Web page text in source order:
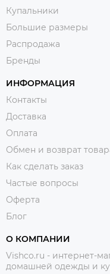
Купальники
Большие размеры
Распродажа
Бренды
ИНФОРМАЦИЯ
Контакты
Доставка
Оплата
Обмен и возврат
Как сделать заказ
Частые вопросы
Оферта
Блог
О КОМПАНИИ
Vishco.ru - интернет-
домашней одежды и